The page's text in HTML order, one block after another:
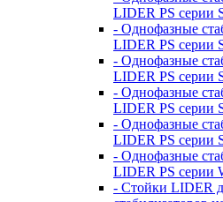
LIDER PS серии
- Однофазные
LIDER PS серии
- Однофазные
LIDER PS серии
- Однофазные
LIDER PS серии
- Однофазные
LIDER PS серии
- Однофазные
LIDER PS серии
- Стойки LIDER